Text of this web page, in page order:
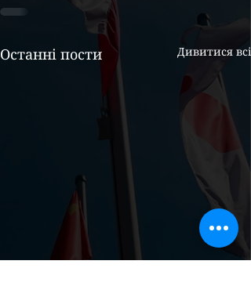
Останні пости Дивитися всі